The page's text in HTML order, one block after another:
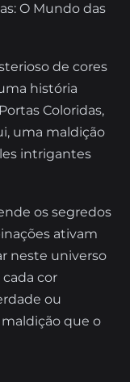
O Mundo das
de cores
história
Coloridas,
uma maldição
intrigantes
os segredos
ativam
neste universo
cor
ou
que o